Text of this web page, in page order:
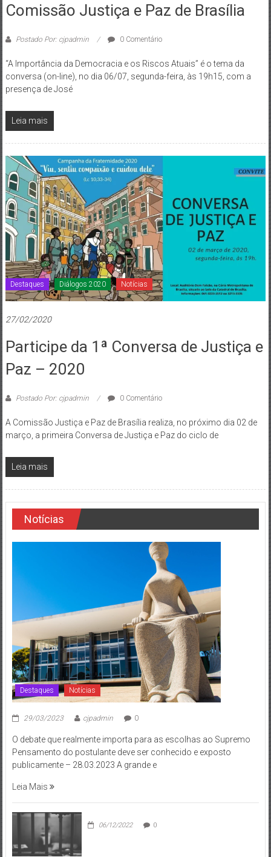
Comissão Justiça e Paz de Brasília
Postado Por: cjpadmin 0 Comentário
“A Importância da Democracia e os Riscos Atuais” é o tema da
conversa (on-line), no dia 06/07, segunda-feira, às 19h15, com a
presença de José
Leia mais
Destaques Diálogos 2020 Notícias
27/02/2020
Participe da 1ª Conversa de Justiça e
Paz – 2020
Postado Por: cjpadmin 0 Comentário
A Comissão Justiça e Paz de Brasília realiza, no próximo dia 02 de
março, a primeira Conversa de Justiça e Paz do ciclo de
Leia mais
Notícias
Destaques Notícias
29/03/2023 cjpadmin 0
O debate que realmente importa para as escolhas ao Supremo
Pensamento do postulante deve ser conhecido e exposto
publicamente – 28.03.2023 A grande e
Leia Mais
06/12/2022 0